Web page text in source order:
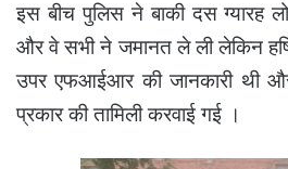
इस बीच पुलिस ने बाकी दस ग्यारह
और वे सभी ने जमानत ले ली लेकिन
उपर एफआईआर की जानकारी थी
प्रकार की तामिली करवाई गई ।